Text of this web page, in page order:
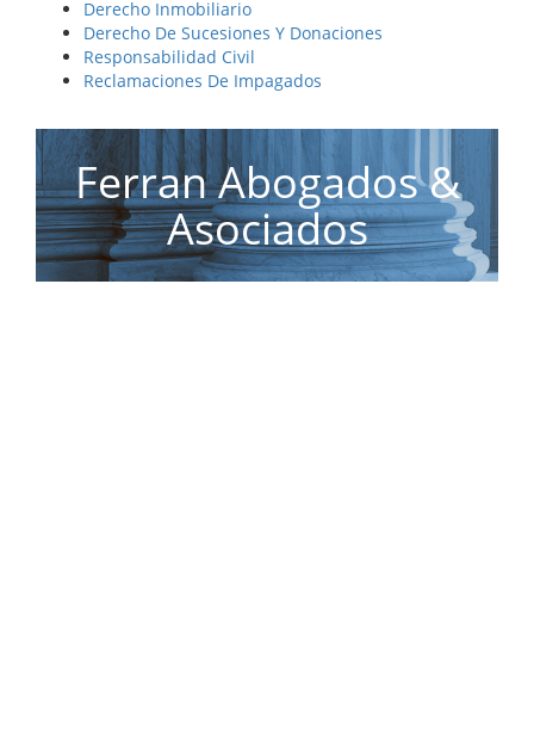
Derecho Inmobiliario
Derecho De Sucesiones Y Donaciones
Responsabilidad Civil
Reclamaciones De Impagados
Ferran Abogados &
Asociados